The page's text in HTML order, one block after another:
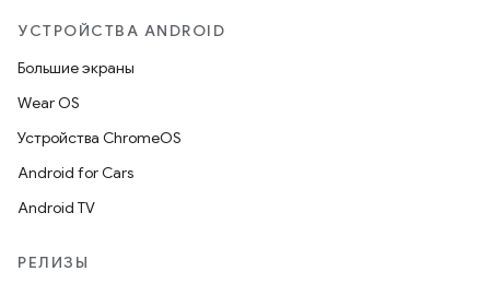
УСТРОЙСТВА ANDROID
Большие экраны
Wear OS
Устройства ChromeOS
Android for Cars
Android TV
РЕЛИЗЫ